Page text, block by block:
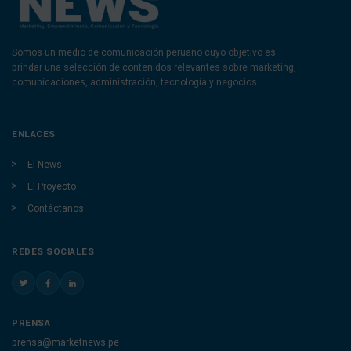
Somos un medio de comunicación peruano cuyo objetivo es
brindar una selección de contenidos relevantes sobre marketing,
comunicaciones, administración, tecnología y negocios.
ENLACES
El News
El Proyecto
Contáctanos
REDES SOCIALES
PRENSA
prensa@marketnews.pe